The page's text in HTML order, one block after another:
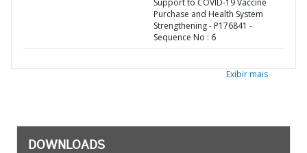
Support to COVID-19 Vaccine
Purchase and Health System
Strengthening - P176841 -
Sequence No : 6
Exibir mais
DOWNLOADS